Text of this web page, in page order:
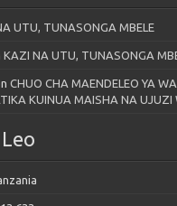
UTU, TUNASONGA MBELE
KAZI NA UTU, TUNASONGA
CHUO CHA MAENDELEO YA
KUINUA MAISHA NA UJUZI